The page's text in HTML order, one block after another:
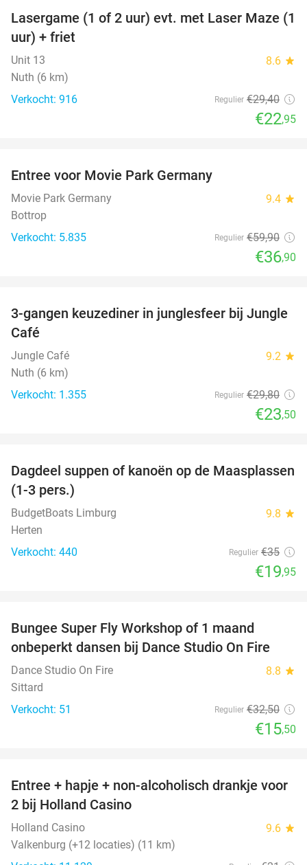
22%
Lasergame (1 of 2 uur) evt. met Laser Maze (1
uur) + friet
Unit 13 8.6 star
Nuth (6 km)
Verkocht: 916
Regulier €29,40
€22,95
Entree voor Movie Park Germany
Movie Park Germany 9.4 star
Bottrop
Verkocht: 5.835
Regulier €59,90
€36,90
21%
3-gangen keuzediner in junglesfeer bij Jungle
Café
Jungle Café 9.2 star
Nuth (6 km)
Verkocht: 1.355
Regulier €29,80
€23,50
43%
Dagdeel suppen of kanoën op de Maasplassen
(1-3 pers.)
BudgetBoats Limburg 9.8 star
Herten
Verkocht: 440
Regulier €35
€19,95
Bungee Super Fly Workshop of 1 maand
onbeperkt dansen bij Dance Studio On Fire
Dance Studio On Fire 8.8 star
Sittard
Verkocht: 51
Regulier €32,50
€15,50
52%
Entree + hapje + non-alcoholisch drankje voor
2 bij Holland Casino
Holland Casino 9.6 star
Valkenburg (+12 locaties) (11 km)